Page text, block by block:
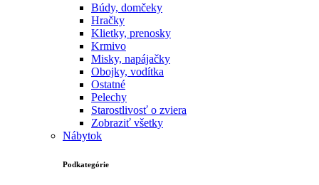
Búdy, domčeky
Hračky
Klietky, prenosky
Krmivo
Misky, napájačky
Obojky, vodítka
Ostatné
Pelechy
Starostlivosť o zviera
Zobraziť všetky
Nábytok
Podkategórie